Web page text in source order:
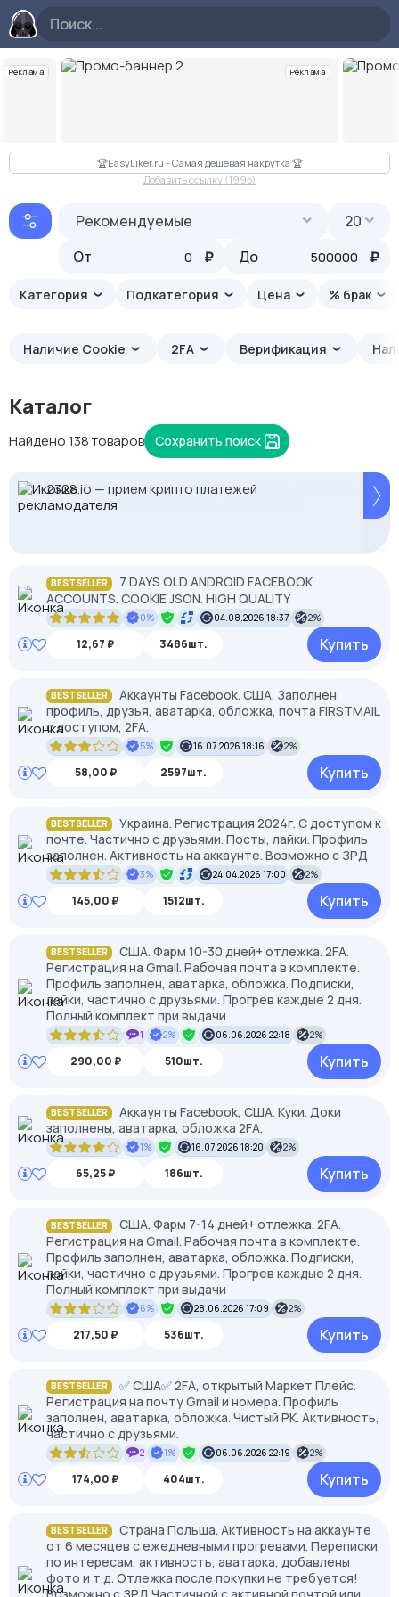
Реклама Реклама
Слайд 2 из 10
🏆EasyLiker.ru - Самая дешёвая накрутка 🏆
Добавить ссылку (199p)
Рекомендуемые
От
₽ До ₽
20
Категория Подкатегория Цена % брак
Наличие Cookie 2FA Верификация
Каталог
Найдено 138 товаров Сохранить поиск
Proxys.io - лучшие прокси 💚 Подберём под ваши
задачи 🚀 Промокод Store - 20% на всё!
Кешбек до 10% на прокси с NodeMaven.
Используй DRK35 для скидки 35%
2328.io — прием крипто платежей
BESTSELLER
7 DAYS OLD ANDROID FACEBOOK
ACCOUNTS. COOKIE JSON. HIGH QUALITY
0% 04.08.2026 18:37 2%
12,67 ₽ 3486шт. Купить
BESTSELLER
Аккаунты Facebook. США. Заполнен
профиль, друзья, аватарка, обложка, почта FIRSTMAIL
с доступом, 2FА.
5% 16.07.2026 18:16 2%
58,00 ₽ 2597шт. Купить
BESTSELLER
Украина. Регистрация 2024г. С доступом к
почте. Частично с друзьями. Посты, лайки. Профиль
заполнен. Активность на аккаунте. Возможно с ЗРД
3% 24.04.2026 17:00 2%
145,00 ₽ 1512шт. Купить
BESTSELLER
США. Фарм 10-30 дней+ отлежка. 2FA.
Регистрация на Gmail. Рабочая почта в комплекте.
Профиль заполнен, аватарка, обложка. Подписки,
лайки, частично с друзьями. Прогрев каждые 2 дня.
Полный комплект при выдачи
1 2% 06.06.2026 22:18 2%
290,00 ₽ 510шт. Купить
BESTSELLER
Аккаунты Facebook, США. Куки. Доки
заполнены, аватарка, обложка 2FA.
1% 16.07.2026 18:20 2%
65,25 ₽ 186шт. Купить
BESTSELLER
США. Фарм 7-14 дней+ отлежка. 2FA.
Регистрация на Gmail. Рабочая почта в комплекте.
Профиль заполнен, аватарка, обложка. Подписки,
лайки, частично с друзьями. Прогрев каждые 2 дня.
Полный комплект при выдачи
6% 28.06.2026 17:09 2%
217,50 ₽ 536шт. Купить
BESTSELLER
✅ США✅ 2FA, открытый Маркет Плейс.
Регистрация на почту Gmail и номера. Профиль
заполнен, аватарка, обложка. Чистый РК. Активность,
частично с друзьями.
2 1% 06.06.2026 22:19 2%
174,00 ₽ 404шт. Купить
BESTSELLER
Страна Польша. Активность на аккаунте
от 6 месяцев с ежедневными прогревами. Переписки
по интересам, активность, аватарка, добавлены
фото и т.д. Отлежка после покупки не требуется!